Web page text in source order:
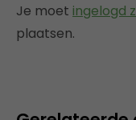
Je moet ingelogd
plaatsen.